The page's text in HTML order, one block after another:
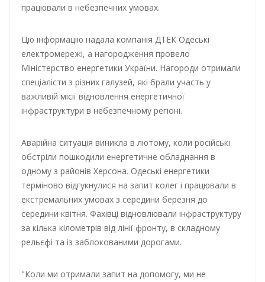
працювали в небезпечних умовах.
Цю інформацію надала компанія ДТЕК Одеські
електромережі, а нагородження провело
Міністерство енергетики України. Нагороди отримали
спеціалісти з різних галузей, які брали участь у
важливій місії відновлення енергетичної
інфраструктури в небезпечному регіоні.
Аварійна ситуація виникла в лютому, коли російські
обстріли пошкодили енергетичне обладнання в
одному з районів Херсона. Одеські енергетики
терміново відгукнулися на запит колег і працювали в
екстремальних умовах з середини березня до
середини квітня. Фахівці відновлювали інфраструктуру
за кілька кілометрів від лінії фронту, в складному
рельєфі та із заблокованими дорогами.
"Коли ми отримали запит на допомогу, ми не